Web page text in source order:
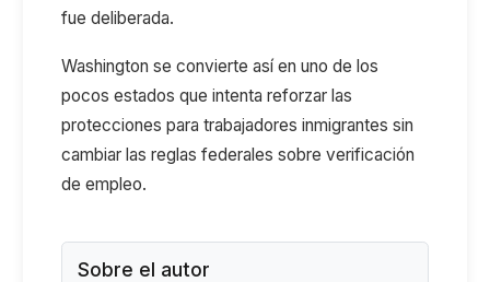
fue deliberada.
Washington se convierte así en uno de los
pocos estados que intenta reforzar las
protecciones para trabajadores inmigrantes sin
cambiar las reglas federales sobre verificación
de empleo.
Sobre el autor